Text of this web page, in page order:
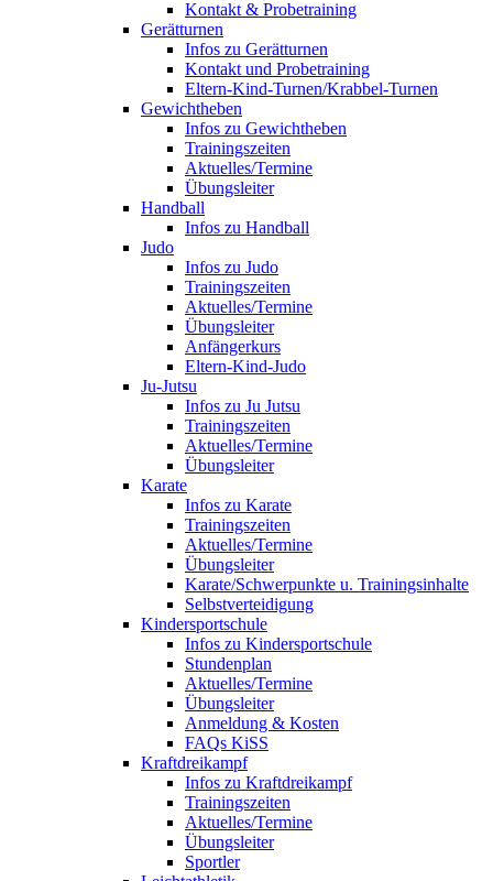
Kontakt & Probetraining
Gerätturnen
Infos zu Gerätturnen
Kontakt und Probetraining
Eltern-Kind-Turnen/Krabbel-Turnen
Gewichtheben
Infos zu Gewichtheben
Trainingszeiten
Aktuelles/Termine
Übungsleiter
Handball
Infos zu Handball
Judo
Infos zu Judo
Trainingszeiten
Aktuelles/Termine
Übungsleiter
Anfängerkurs
Eltern-Kind-Judo
Ju-Jutsu
Infos zu Ju Jutsu
Trainingszeiten
Aktuelles/Termine
Übungsleiter
Karate
Infos zu Karate
Trainingszeiten
Aktuelles/Termine
Übungsleiter
Karate/Schwerpunkte u. Trainingsinhalte
Selbstverteidigung
Kindersportschule
Infos zu Kindersportschule
Stundenplan
Aktuelles/Termine
Übungsleiter
Anmeldung & Kosten
FAQs KiSS
Kraftdreikampf
Infos zu Kraftdreikampf
Trainingszeiten
Aktuelles/Termine
Übungsleiter
Sportler